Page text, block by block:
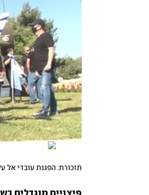
תזכורת: הפגנת עובדי אל